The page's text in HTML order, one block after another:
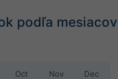
podľa mesiacov
Oct Nov Dec